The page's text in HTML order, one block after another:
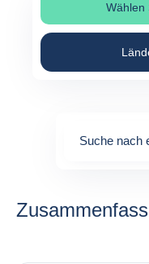
Wählen
Suche nach